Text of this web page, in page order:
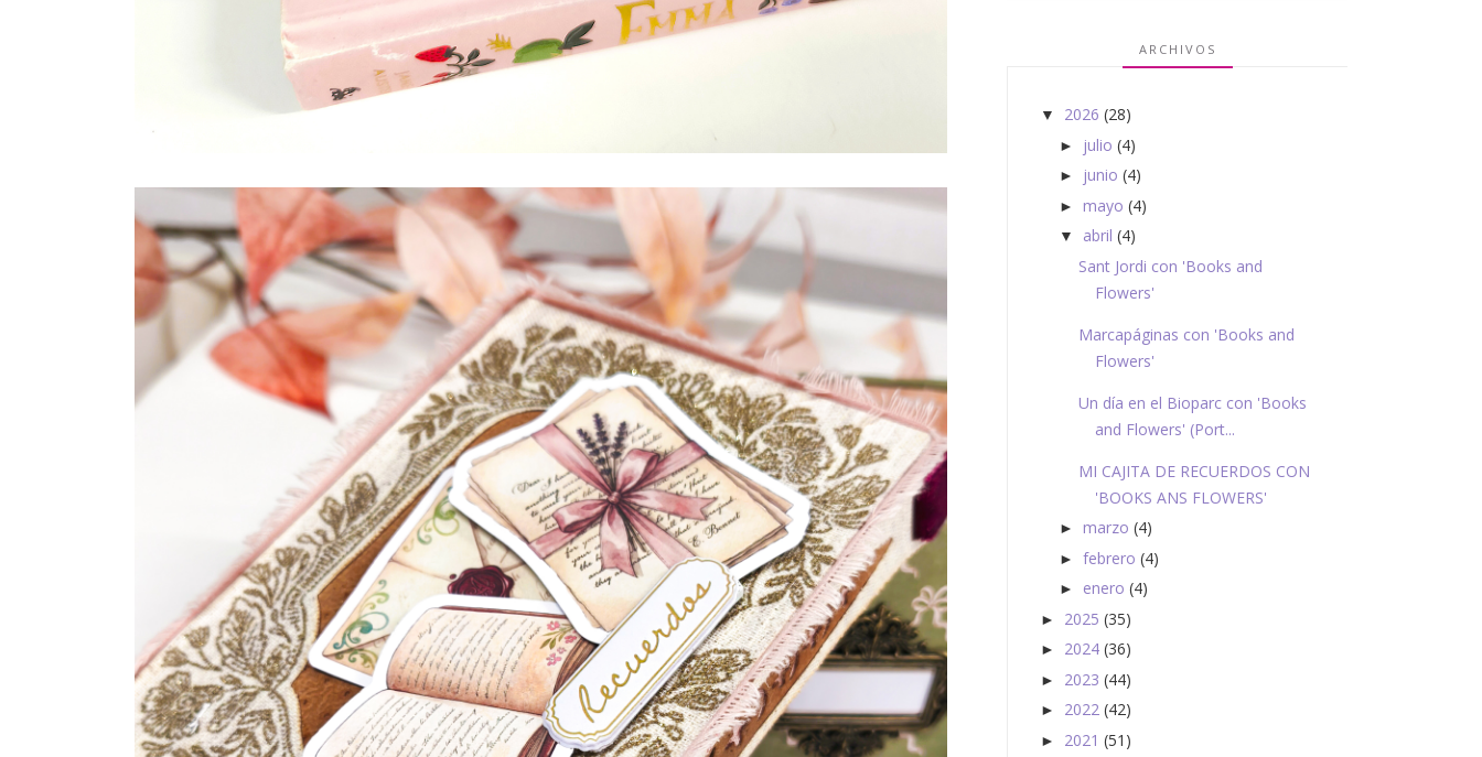
ARCHIVOS
▼ 2026 (28)
► julio (4)
► junio (4)
► mayo (4)
▼ abril (4)
Sant Jordi con 'Books and
Flowers'
Marcapáginas con 'Books and
Flowers'
Un día en el Bioparc con 'Books
and Flowers' (Port...
MI CAJITA DE RECUERDOS CON
'BOOKS ANS FLOWERS'
► marzo (4)
► febrero (4)
► enero (4)
► 2025 (35)
► 2024 (36)
► 2023 (44)
► 2022 (42)
► 2021 (51)